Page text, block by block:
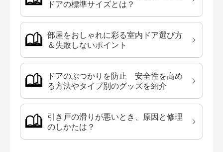
ドアの標準サイズとは？
部屋をおしゃれに彩る室内ドア選び方
＆失敗しないポイント
ドアのぶつかりを防止 安全性を高め
る方法やタイプ別のグッズを紹介
引き戸の滑りが悪いとき、原因と修理
のしかたは？